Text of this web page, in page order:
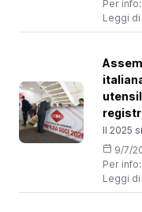
Per info:
Leggi di
Il 2025
fiacco
9/7/
Per info:
Leggi di